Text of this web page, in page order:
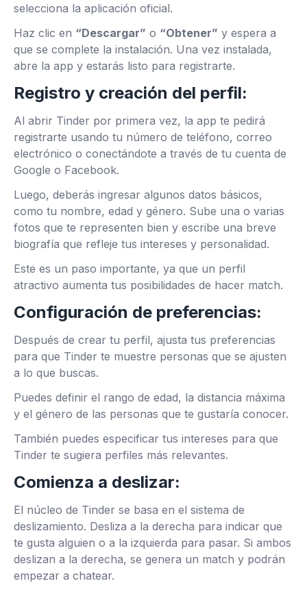
selecciona la aplicación oficial.
Haz clic en “Descargar” o “Obtener” y espera a
que se complete la instalación. Una vez instalada,
abre la app y estarás listo para registrarte.
Registro y creación del perfil:
Al abrir Tinder por primera vez, la app te pedirá
registrarte usando tu número de teléfono, correo
electrónico o conectándote a través de tu cuenta de
Google o Facebook.
Luego, deberás ingresar algunos datos básicos,
como tu nombre, edad y género. Sube una o varias
fotos que te representen bien y escribe una breve
biografía que refleje tus intereses y personalidad.
Este es un paso importante, ya que un perfil
atractivo aumenta tus posibilidades de hacer match.
Configuración de preferencias:
Después de crear tu perfil, ajusta tus preferencias
para que Tinder te muestre personas que se ajusten
a lo que buscas.
Puedes definir el rango de edad, la distancia máxima
y el género de las personas que te gustaría conocer.
También puedes especificar tus intereses para que
Tinder te sugiera perfiles más relevantes.
Comienza a deslizar:
El núcleo de Tinder se basa en el sistema de
deslizamiento. Desliza a la derecha para indicar que
te gusta alguien o a la izquierda para pasar. Si ambos
deslizan a la derecha, se genera un match y podrán
empezar a chatear.